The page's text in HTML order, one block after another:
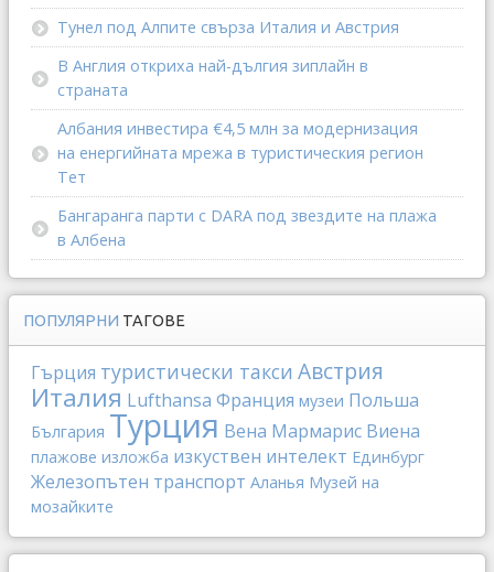
Тунел под Алпите свърза Италия и Австрия
В Англия откриха най-дългия зиплайн в
страната
Албания инвестира €4,5 млн за модернизация
на енергийната мрежа в туристическия регион
Тет
Бангаранга парти с DARA под звездите на плажа
в Албена
ПОПУЛЯРНИ ТАГОВЕ
Гърция туристически такси Австрия
Италия Lufthansa Франция музеи Польша
България Турция Вена Мармарис Виена
плажове изложба изкуствен интелект Единбург
Железопътен транспорт Аланья Музей на
мозайките